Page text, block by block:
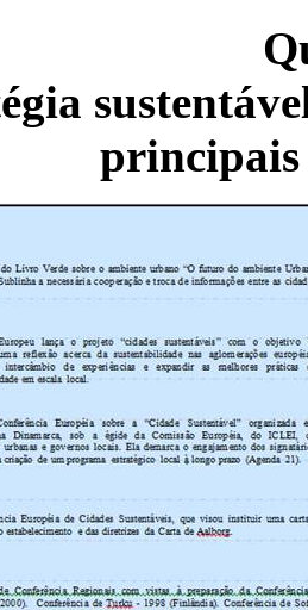
principais